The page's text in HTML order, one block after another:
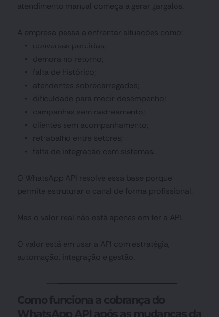
atendimento manual começa a gerar gargalos.
A empresa passa a enfrentar situações como:
conversas perdidas;
demora no retorno;
falta de histórico;
atendentes sobrecarregados;
dificuldade para medir desempenho;
campanhas sem rastreamento;
clientes sem acompanhamento;
retrabalho entre setores;
falta de integração com sistemas.
O WhatsApp API resolve essa base porque
permite estruturar o canal de forma profissional.
Mas o valor real não está apenas em ter a API.
O valor está em usar a API com estratégia,
automação, integração e gestão.